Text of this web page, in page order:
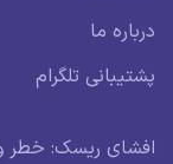
درباره ما
پشتیبانی تلگرام
افشای ریسک: خطر و